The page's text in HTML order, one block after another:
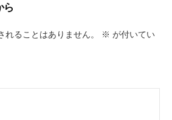
ら
れることはありません。 ※ が付いてい